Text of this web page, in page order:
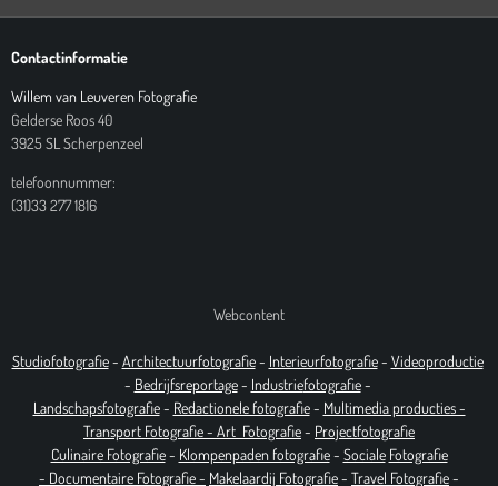
Contactinformatie
Willem van Leuveren Fotografie
Gelderse Roos 40
3925 SL Scherpenzeel
telefoonnummer:
(31)33 277 1816
Webcontent
Studiofotografie- Architectuurfotografie- Interieurfotografie- Videoproductie
- Bedrijfsreportage- Industriefotografie-
Landschapsfotografie- Redactionele fotografie- Multimedia producties -
Transport Fotografie - Art Fotografie- Projectfotografie
Culinaire Fotografie- Klompenpaden fotografie- Sociale Fotografie
- Documentaire Fotografie- Makelaardij Fotografie- Travel Fotografie-